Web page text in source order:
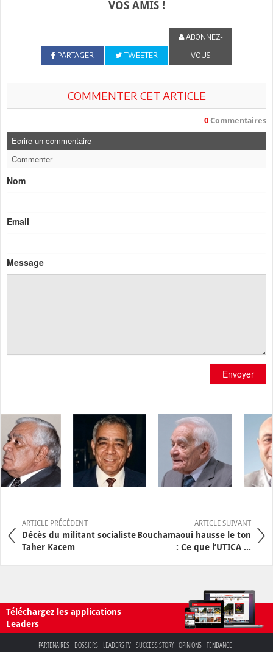
VOS AMIS !
PARTAGER TWEETER
ABONNEZ-
VOUS
COMMENTER CET ARTICLE
0 Commentaires
Ecrire un commentaire
Commenter
Nom
Email
Message
Envoyer
ARTICLE PRÉCÉDENT
Décès du militant socialiste
Taher Kacem
ARTICLE SUIVANT
Bouchamaoui hausse le ton
: Ce que l’UTICA ...
Téléchargez les applications
Leaders
PARTENAIRES DOSSIERS LEADERS TV SUCCESS STORY OPINIONS TENDANCE